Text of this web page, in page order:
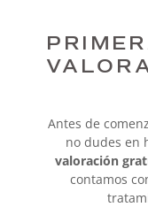
Antes de
no dudes en
valoración
contamos